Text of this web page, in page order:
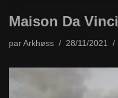
Maison Da Vinci
par Arkhøss 28/11/2021